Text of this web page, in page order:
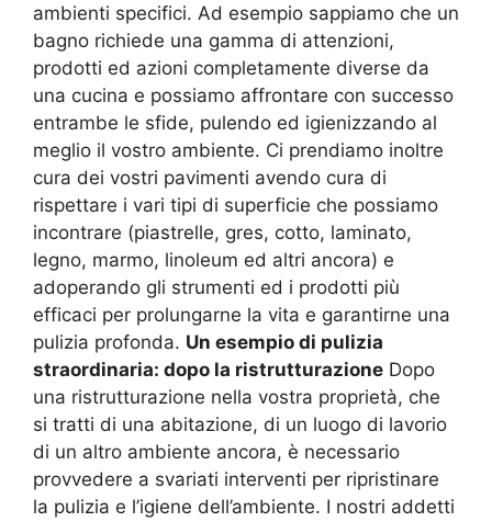
ambienti specifici. Ad esempio sappiamo che un
bagno richiede una gamma di attenzioni,
prodotti ed azioni completamente diverse da
una cucina e possiamo affrontare con successo
entrambe le sfide, pulendo ed igienizzando al
meglio il vostro ambiente. Ci prendiamo inoltre
cura dei vostri pavimenti avendo cura di
rispettare i vari tipi di superficie che possiamo
incontrare (piastrelle, gres, cotto, laminato,
legno, marmo, linoleum ed altri ancora) e
adoperando gli strumenti ed i prodotti più
efficaci per prolungarne la vita e garantirne una
pulizia profonda. Un esempio di pulizia
straordinaria: dopo la ristrutturazione Dopo
una ristrutturazione nella vostra proprietà, che
si tratti di una abitazione, di un luogo di lavorio
di un altro ambiente ancora, è necessario
provvedere a svariati interventi per ripristinare
la pulizia e l’igiene dell’ambiente. I nostri addetti